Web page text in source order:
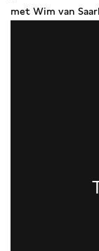
met Wim van